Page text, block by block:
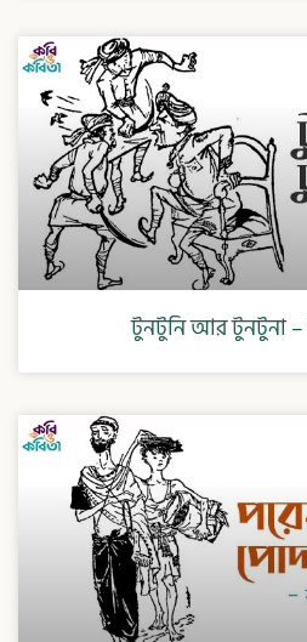
টুনটুনি আর টুনটুনা –